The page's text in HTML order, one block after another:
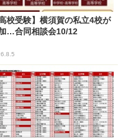
高校受験】横須賀の私立4校が
…合同相談会10/12